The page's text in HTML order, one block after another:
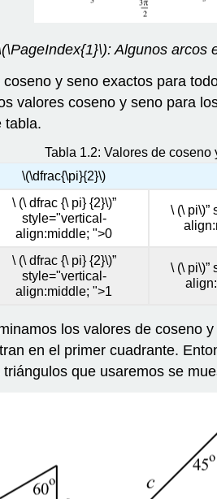
: Algunos arcos
y seno exactos para
valores coseno y seno para
tabla.
Tabla 1.2: Valores de coseno
\(\dfrac{\pi}{2}\)
\ (\ dfrac {\ pi} {2}\)”
style="vertical-
align:middle; ">0
\ (\ pi\)”
\ (\ dfrac {\ pi} {2}\)”
style="vertical-
align:middle; ">1
\ (\ pi\)”
los valores de coseno
en el primer cuadrante.
que usaremos se